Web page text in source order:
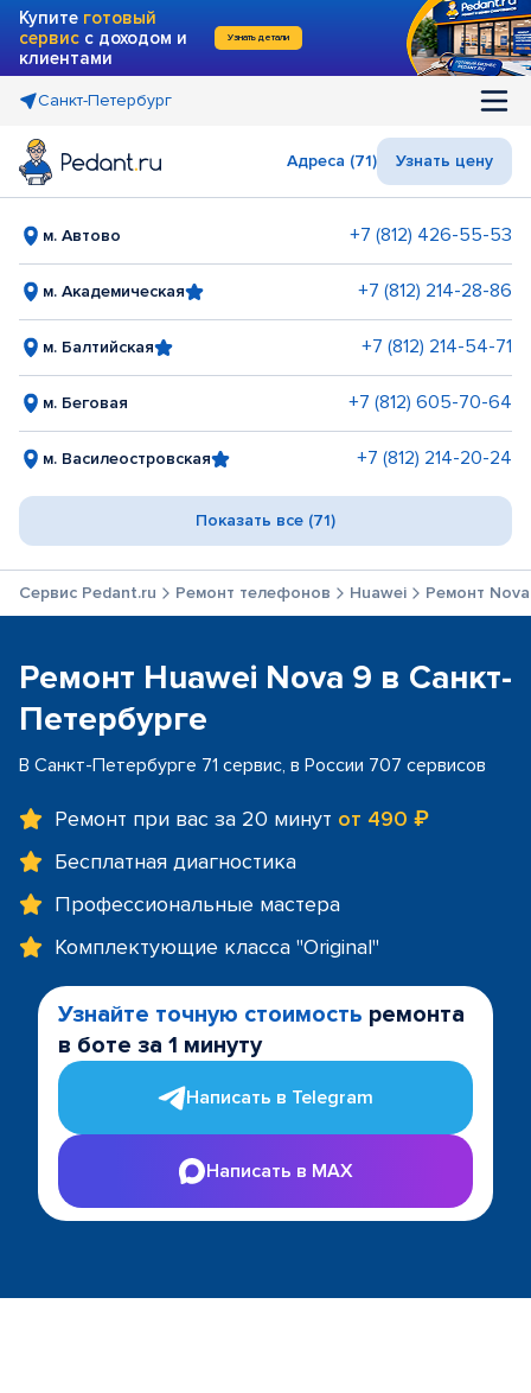
Купите готовый
сервис с доходом и
клиентами
Узнать детали
Санкт-Петербург
Адреса (71) Узнать цену
м. Автово +7 (812) 426-55-53
м. Академическая +7 (812) 214-28-86
м. Балтийская +7 (812) 214-54-71
м. Беговая +7 (812) 605-70-64
м. Василеостровская +7 (812) 214-20-24
Показать все (71)
Сервис Pedant.ru Ремонт телефонов Huawei Ремонт
Ремонт Huawei Nova 9 в Санкт-
Петербурге
В Санкт-Петербурге 71 сервис, в России 707 сервисов
Ремонт при вас за 20 минут от 490 ₽
Бесплатная диагностика
Профессиональные мастера
Комплектующие класса "Original"
Узнайте точную стоимость ремонта
в боте за 1 минуту
Написать в Telegram
Написать в MAX